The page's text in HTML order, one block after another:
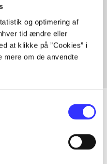
og optimering af
tid ændre eller
at klikke på ”Cookies” i
mere om de anvendte
emner
på udgivelser